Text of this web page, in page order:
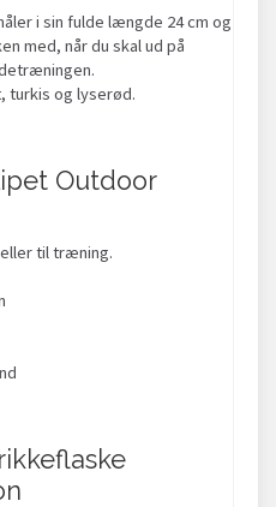
i sin fulde længde 24 cm og
med, når du skal ud på
turkis og lyserød.
Outdoor
til træning.